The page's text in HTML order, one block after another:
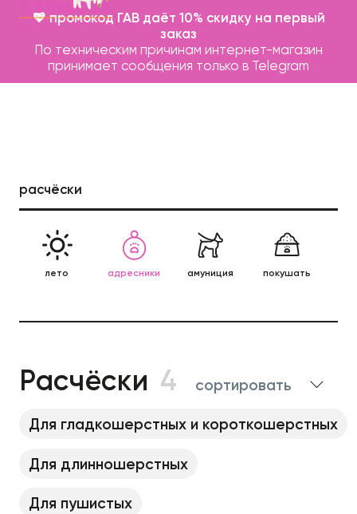
💖 промокод ГАВ даёт 10% скидку на первый
заказ
По техническим причинам интернет-магазин
принимает сообщения только в Telegram
расчёски
лето адресники амуниция покушать
Расчёски 4 сортировать
Для гладкошерстных и короткошерстных
Для длинношерстных
Для пушистых
Бренды
Записаться на груминг